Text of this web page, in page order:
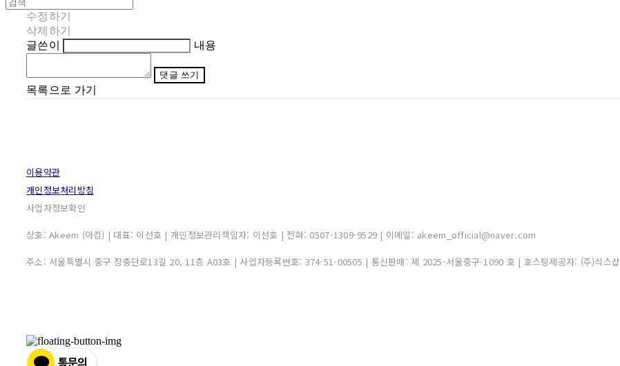
수정하기
삭제하기
글쓴이
내용
댓글 쓰기
목록으로 가기
이용약관
개인정보처리방침
사업자정보확인
상호: Akeem (아킴) | 대표: 이선호 | 개인정보관리책임자: 이선호 | 전화: 0507-1309-9529 | 이메일: akeem_official@naver.com
주소: 서울특별시 중구 장충단로13길 20, 11층 A03호 | 사업자등록번호: 374-51-00505 | 통신판매: 제 2025-서울중구-1090 호 | 호스팅제공자: (주)식스샵